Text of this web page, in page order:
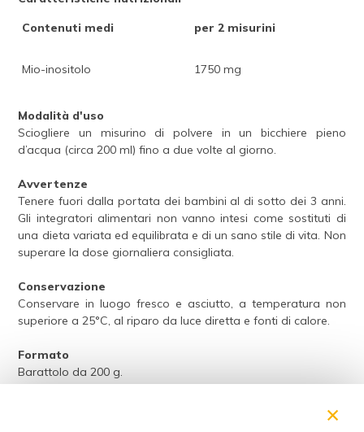
Contenuti medi
per 2 misurini
Mio-inositolo 1750 mg
Modalità d'uso
Sciogliere un misurino di polvere in un bicchiere pieno
d’acqua (circa 200 ml) fino a due volte al giorno.
Avvertenze
Tenere fuori dalla portata dei bambini al di sotto dei 3 anni.
Gli integratori alimentari non vanno intesi come sostituti di
una dieta variata ed equilibrata e di un sano stile di vita. Non
superare la dose giornaliera consigliata.
Conservazione
Conservare in luogo fresco e asciutto, a temperatura non
superiore a 25°C, al riparo da luce diretta e fonti di calore.
Formato
Barattolo da 200 g.
×